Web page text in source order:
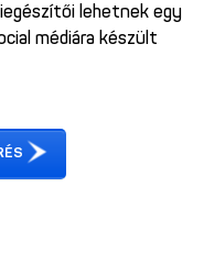
lehetnek egy
médiára készült